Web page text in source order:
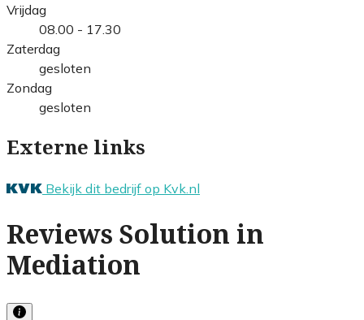
Vrijdag
08.00 - 17.30
Zaterdag
gesloten
Zondag
gesloten
Externe links
Bekijk dit bedrijf op Kvk.nl
Reviews Solution in
Mediation